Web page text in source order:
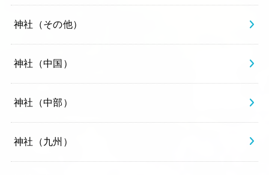
神社（その他）
神社（中国）
神社（中部）
神社（九州）